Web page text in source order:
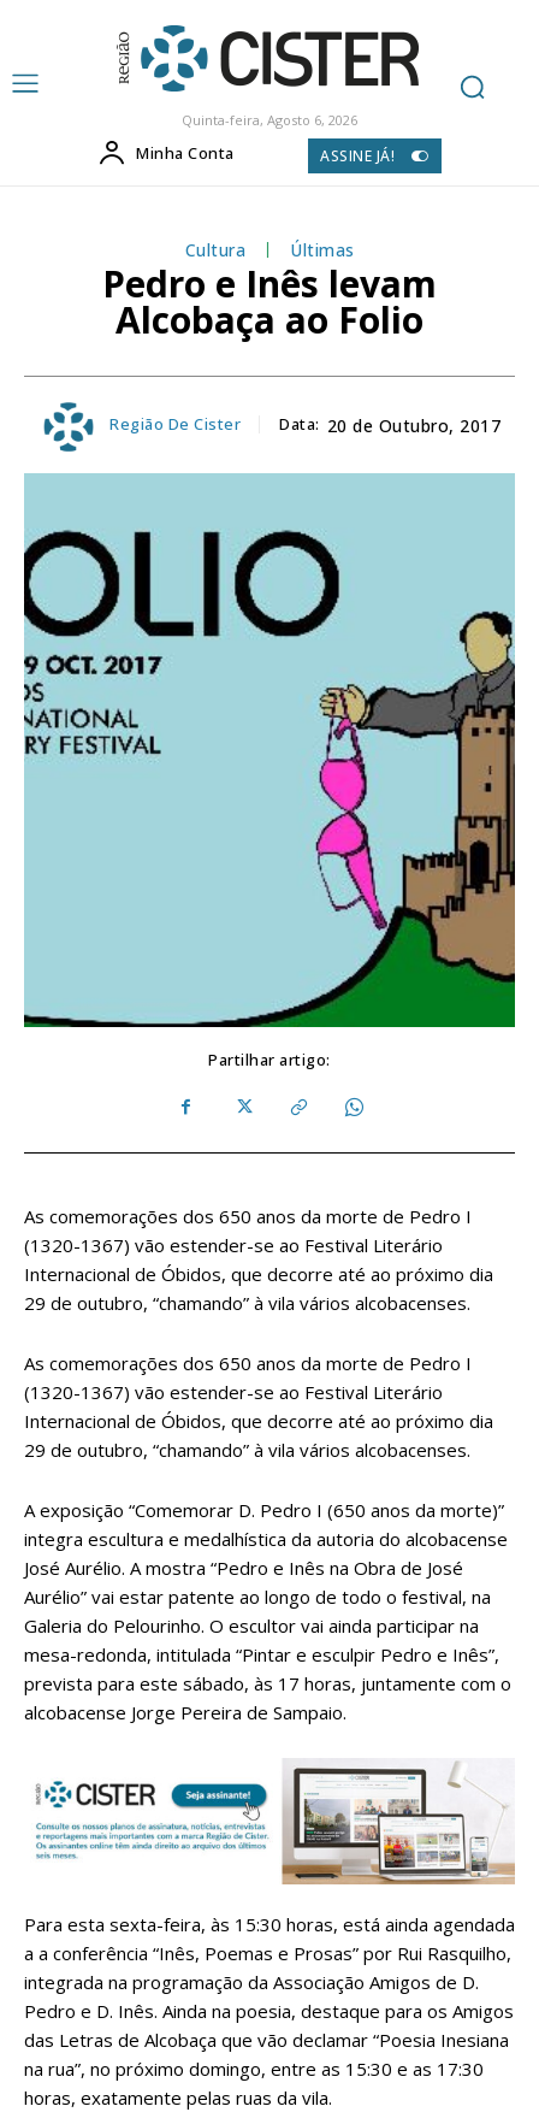
Quinta-feira, Agosto 6, 2026
Minha Conta ASSINE JÁ!
Cultura Últimas
Pedro e Inês levam
Alcobaça ao Folio
Região De Cister Data: 20 de Outubro, 2017
Partilhar artigo:
As comemorações dos 650 anos da morte de Pedro I
(1320-1367) vão estender-se ao Festival Literário
Internacional de Óbidos, que decorre até ao próximo dia
29 de outubro, “chamando” à vila vários alcobacenses.
As comemorações dos 650 anos da morte de Pedro I
(1320-1367) vão estender-se ao Festival Literário
Internacional de Óbidos, que decorre até ao próximo dia
29 de outubro, “chamando” à vila vários alcobacenses.
A exposição “Comemorar D. Pedro I (650 anos da morte)”
integra escultura e medalhística da autoria do alcobacense
José Aurélio. A mostra “Pedro e Inês na Obra de José
Aurélio” vai estar patente ao longo de todo o festival, na
Galeria do Pelourinho. O escultor vai ainda participar na
mesa-redonda, intitulada “Pintar e esculpir Pedro e Inês”,
prevista para este sábado, às 17 horas, juntamente com o
alcobacense Jorge Pereira de Sampaio.
Para esta sexta-feira, às 15:30 horas, está ainda agendada
a a conferência “Inês, Poemas e Prosas” por Rui Rasquilho,
integrada na programação da Associação Amigos de D.
Pedro e D. Inês. Ainda na poesia, destaque para os Amigos
das Letras de Alcobaça que vão declamar “Poesia Inesiana
na rua”, no próximo domingo, entre as 15:30 e as 17:30
horas, exatamente pelas ruas da vila.